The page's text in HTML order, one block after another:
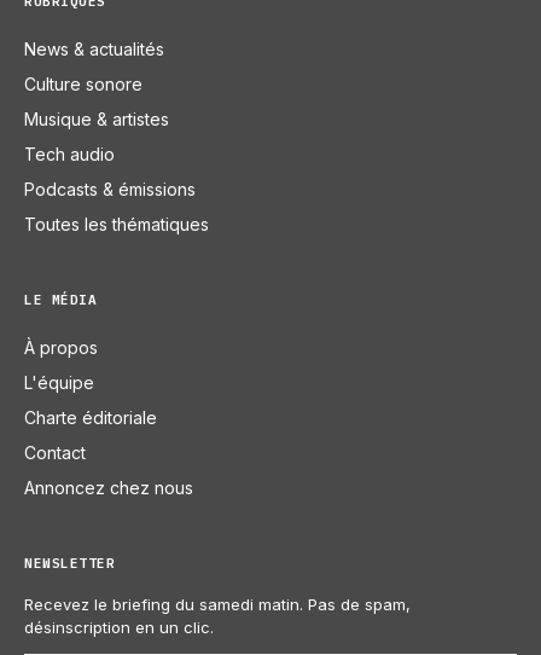
News & actualités
Culture sonore
Musique & artistes
Tech audio
Podcasts & émissions
Toutes les thématiques
LE MÉDIA
À propos
L'équipe
Charte éditoriale
Contact
Annoncez chez nous
NEWSLETTER
Recevez le briefing du samedi matin. Pas de spam,
désinscription en un clic.